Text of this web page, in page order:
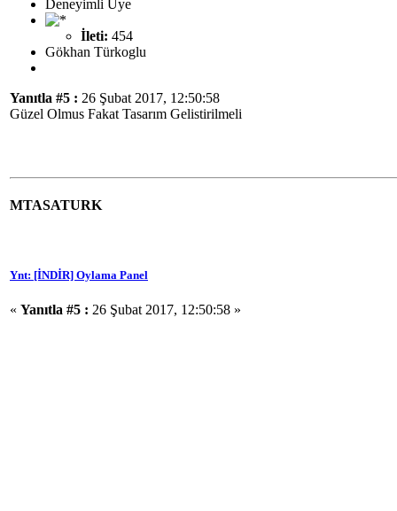
Deneyimli Üye
İleti: 454
Gökhan Türkoglu
Yanıtla #5 : 26 Şubat 2017, 12:50:58
Güzel Olmus Fakat Tasarım Gelistirilmeli
MTASATURK
Ynt: [İNDİR] Oylama Panel
« Yanıtla #5 : 26 Şubat 2017, 12:50:58 »